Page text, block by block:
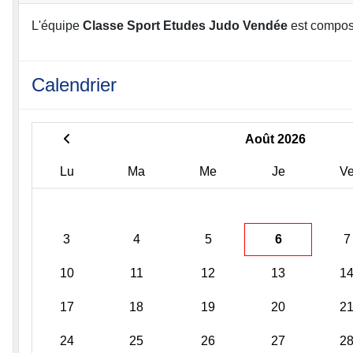
L'équipe Classe Sport Etudes Judo Vendée est
Calendrier
Août 2026
Lu Ma Me Je
3 4 5 6 7
10 11 12 13 14
17 18 19 20 21
24 25 26 27 28